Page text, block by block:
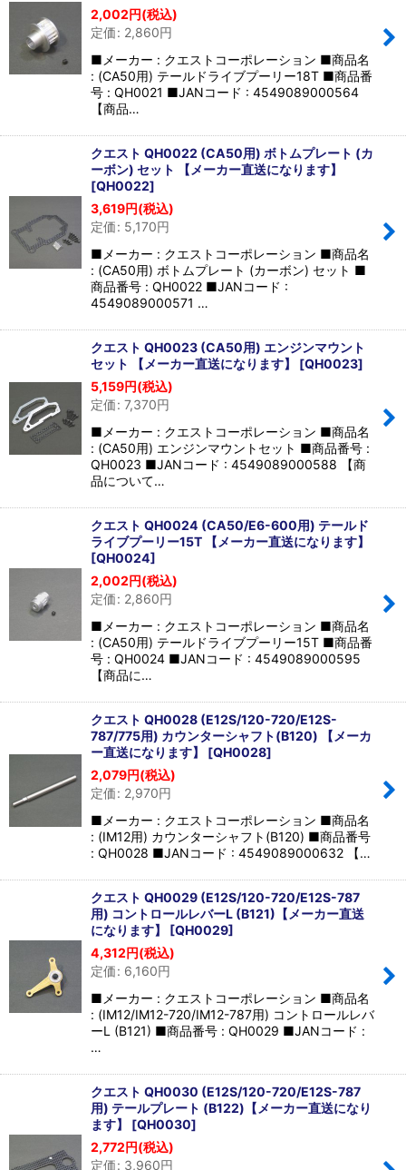
2,002円(税込)
定価: 2,860円
■メーカー : クエストコーポレーション ■商品名
: (CA50用) テールドライブプーリー18T ■商品番
号 : QH0021 ■JANコード : 4549089000564
【商品…
クエスト QH0022 (CA50用) ボトムプレート (カ
ーボン) セット 【メーカー直送になります】
[QH0022]
3,619円(税込)
定価: 5,170円
■メーカー : クエストコーポレーション ■商品名
: (CA50用) ボトムプレート (カーボン) セット ■
商品番号 : QH0022 ■JANコード :
4549089000571 …
クエスト QH0023 (CA50用) エンジンマウント
セット 【メーカー直送になります】
[QH0023]
5,159円(税込)
定価: 7,370円
■メーカー : クエストコーポレーション ■商品名
: (CA50用) エンジンマウントセット ■商品番号 :
QH0023 ■JANコード : 4549089000588 【商
品について…
クエスト QH0024 (CA50/E6-600用) テールド
ライブプーリー15T 【メーカー直送になります】
[QH0024]
2,002円(税込)
定価: 2,860円
■メーカー : クエストコーポレーション ■商品名
: (CA50用) テールドライブプーリー15T ■商品番
号 : QH0024 ■JANコード : 4549089000595
【商品に…
クエスト QH0028 (E12S/120-720/E12S-
787/775用) カウンターシャフト(B120) 【メーカ
ー直送になります】
[QH0028]
2,079円(税込)
定価: 2,970円
■メーカー : クエストコーポレーション ■商品名
: (IM12用) カウンターシャフト(B120) ■商品番号
: QH0028 ■JANコード : 4549089000632 【…
クエスト QH0029 (E12S/120-720/E12S-787
用) コントロールレバーL (B121)【メーカー直送
になります】 [QH0029]
4,312円(税込)
定価: 6,160円
■メーカー : クエストコーポレーション ■商品名
: (IM12/IM12-720/IM12-787用) コントロールレバ
ーL (B121) ■商品番号 : QH0029 ■JANコード :
…
クエスト QH0030 (E12S/120-720/E12S-787
用) テールプレート (B122)【メーカー直送になり
ます】 [QH0030]
2,772円(税込)
定価: 3,960円